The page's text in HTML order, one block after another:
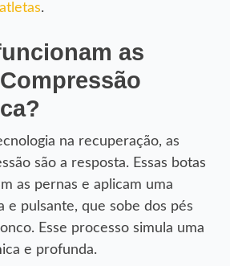
.
as
na recuperação, as
são a resposta. Essas botas
as pernas e aplicam uma
e pulsante, que sobe dos pés
Esse processo simula uma
e profunda.